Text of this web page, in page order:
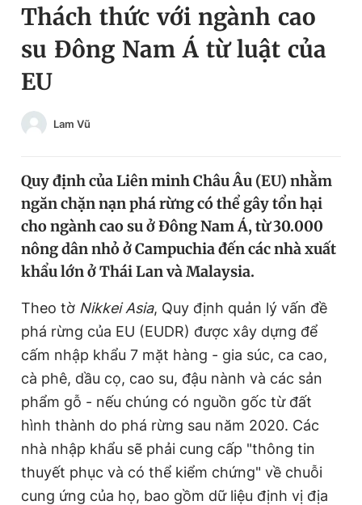
Chuyên mục
Chuyên mục khác
Chào ngày mới
Video Magazine
Sản phẩm khác
Tiện ích Bạn cần biết
Thông tin tòa soạn Liên hệ quảng cáo
Đọc Thanh Niên trên điện thoại
Đổi mật khẩu
Tin đã lưu
Thách thức với ngành cao
su Đông Nam Á từ luật của
EU
Lam Vũ
Quy định của Liên minh Châu Âu (EU) nhằm
ngăn chặn nạn phá rừng có thể gây tổn hại
cho ngành cao su ở Đông Nam Á, từ 30.000
nông dân nhỏ ở Campuchia đến các nhà xuất
khẩu lớn ở Thái Lan và Malaysia.
Theo tờ Nikkei Asia, Quy định quản lý vấn đề
phá rừng của EU (EUDR) được xây dựng để
cấm nhập khẩu 7 mặt hàng - gia súc, ca cao,
cà phê, dầu cọ, cao su, đậu nành và các sản
phẩm gỗ - nếu chúng có nguồn gốc từ đất
hình thành do phá rừng sau năm 2020. Các
nhà nhập khẩu sẽ phải cung cấp "thông tin
thuyết phục và có thể kiểm chứng" về chuỗi
cung ứng của họ, bao gồm dữ liệu định vị địa